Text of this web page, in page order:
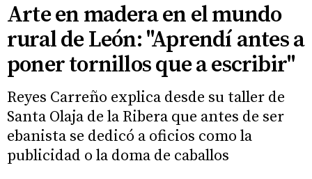
Arte en madera en el mundo
rural de León: "Aprendí antes a
poner tornillos que a escribir"
Reyes Carreño explica desde su taller de
Santa Olaja de la Ribera que antes de ser
ebanista se dedicó a oficios como la
publicidad o la doma de caballos